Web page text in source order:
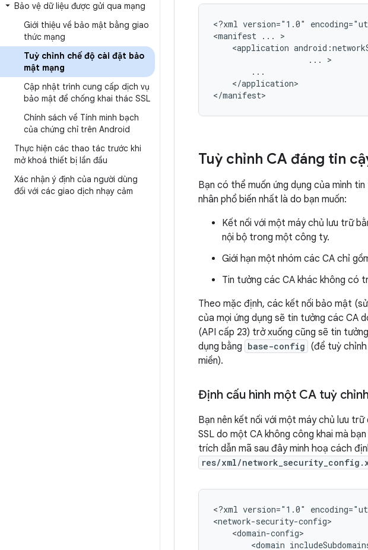
Bảo vệ dữ liệu được gửi qua mạng
Giới thiệu về bảo mật bằng giao
thức mạng
Tuỳ chỉnh chế độ cài đặt bảo
mật mạng
Cập nhật trình cung cấp dịch vụ
bảo mật để chống khai thác SSL
Chính sách về Tính minh bạch
của chứng chỉ trên Android
Thực hiện các thao tác trước khi
mở khoá thiết bị lần đầu
Xác nhận ý định của người dùng
đối với các giao dịch nhạy cảm
<?xml version="1.0"
<manifest ...
<application
...
</application>
</manifest>
Tuỳ chỉnh CA đáng tin
Bạn có thể muốn ứng dụng của mình
nhân phổ biến nhất là do bạn muốn:
Kết nối với một máy chủ lưu trữ
nội bộ trong một công ty.
Giới hạn một nhóm các CA chỉ
Tin tưởng các CA khác không có
Theo mặc định, các kết nối bảo mật
của mọi ứng dụng sẽ tin tưởng các CA
(API cấp 23) trở xuống cũng sẽ tin
dụng bằng base-config (để tuỳ
miền).
Định cấu hình một CA tuỳ
Bạn nên kết nối với một máy chủ lưu
SSL do một CA không công khai mà
trích dẫn mã sau đây minh hoạ cách
res/xml/
<?xml version="1.0"
<domain